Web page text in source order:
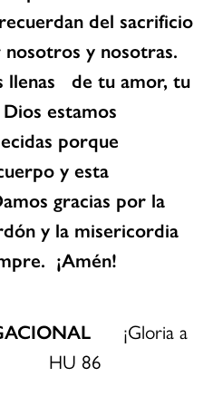
del sacrificio
y nosotras.
llenas de tu amor, tu
estamos
porque
y esta
gracias por la
y la misericordia
¡Amén!
¡Gloria a
HU 86